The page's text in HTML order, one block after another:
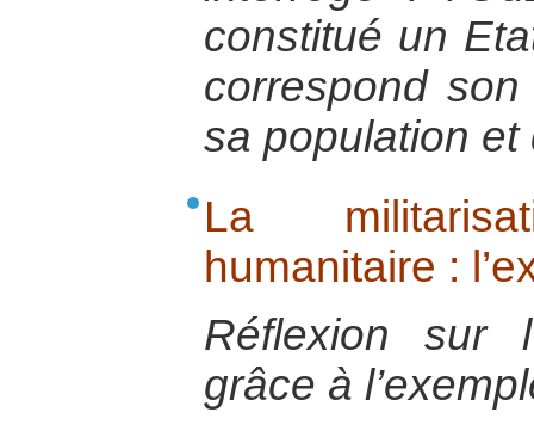
constitué un
correspond
sa population
La
humanitaire :
Réflexion sur
grâce à